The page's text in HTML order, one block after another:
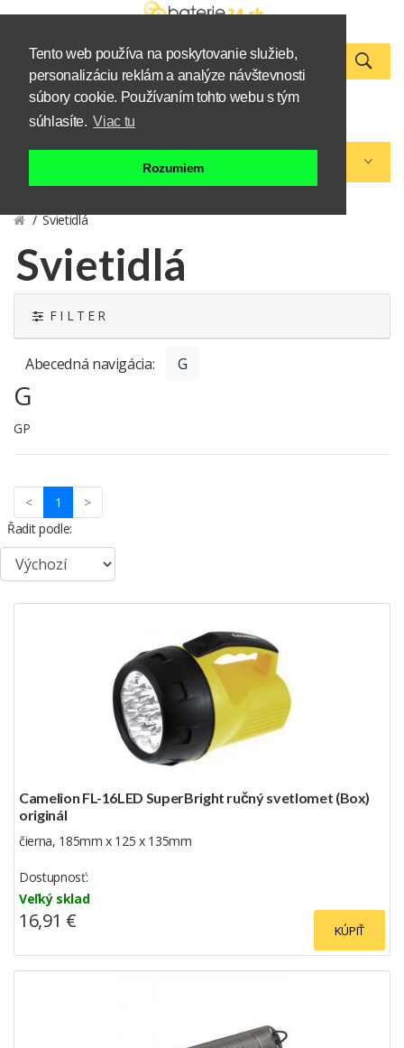
Tento web používa na poskytovanie služieb,
personalizáciu reklám a analýze návštevnosti
súbory cookie. Používaním tohto webu s tým
súhlasíte. Viac tu
Rozumiem
Košík Zákazník
Kategórie eshopu
Svietidlá
Svietidlá
F I L T E R
Abecedná navigácia: G
G
GP
< 1 (current)
>
Řadit podle:
Camelion FL-16LED SuperBright ručný svetlomet (Box)
originál
čierna, 185mm x 125 x 135mm
Dostupnosť:
Veľký sklad
KÚPIŤ
16,91 €